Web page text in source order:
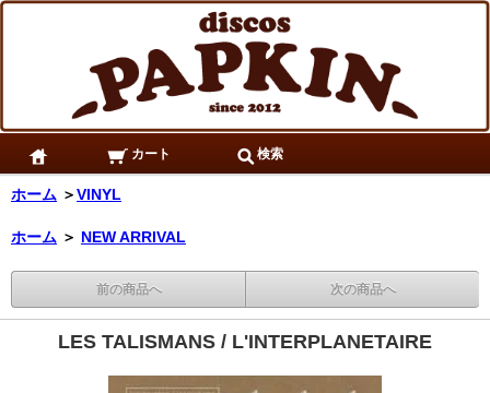
カート 検索
ホーム ＞VINYL
ホーム ＞ NEW ARRIVAL
前の商品へ 次の商品へ
LES TALISMANS / L'INTERPLANETAIRE